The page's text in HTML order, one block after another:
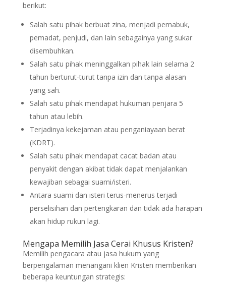
berikut:
Salah satu pihak berbuat zina, menjadi pemabuk,
pemadat, penjudi, dan lain sebagainya yang sukar
disembuhkan.
Salah satu pihak meninggalkan pihak lain selama 2
tahun berturut-turut tanpa izin dan tanpa alasan
yang sah.
Salah satu pihak mendapat hukuman penjara 5
tahun atau lebih.
Terjadinya kekejaman atau penganiayaan berat
(KDRT).
Salah satu pihak mendapat cacat badan atau
penyakit dengan akibat tidak dapat menjalankan
kewajiban sebagai suami/isteri.
Antara suami dan isteri terus-menerus terjadi
perselisihan dan pertengkaran dan tidak ada harapan
akan hidup rukun lagi.
Mengapa Memilih Jasa Cerai Khusus Kristen?
Memilih pengacara atau jasa hukum yang
berpengalaman menangani klien Kristen memberikan
beberapa keuntungan strategis: